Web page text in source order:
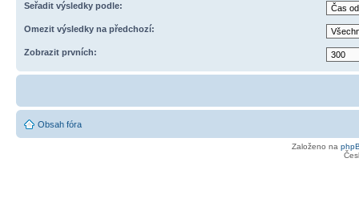
Seřadit výsledky podle:
Omezit výsledky na předchozí:
Zobrazit prvních:
Obsah fóra
Založeno na